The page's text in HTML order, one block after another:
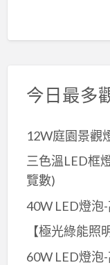
今日最多
12W庭園景觀
三色溫LED框
覽數)
40W LED燈泡
【極光綠能照
60W LED燈泡